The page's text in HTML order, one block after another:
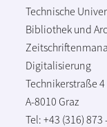
Technische
Bibliothek und
Digitalisierung
Technikerstraße 4
A-8010 Graz
Tel: +43 (316) 873